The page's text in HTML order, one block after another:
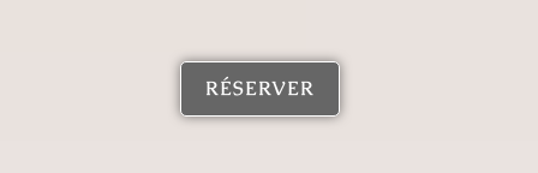
RÉSERVER